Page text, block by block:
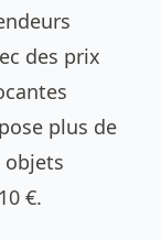
des prix
plus de
objets
€.